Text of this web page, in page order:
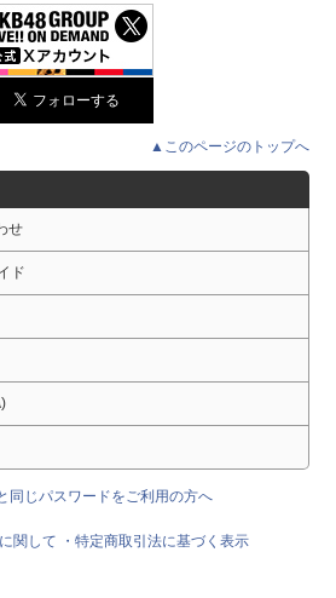
▲このページのトップへ
せ
ド
同じパスワードをご利用の方へ
関して
・特定商取引法に基づく表示